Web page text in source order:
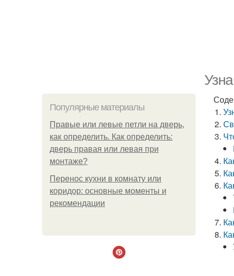
Популярные материалы
Правые или левые петли на дверь,
как определить. Как определить:
дверь правая или левая при
монтаже?
Перенос кухни в комнату или
коридор: основные моменты и
рекомендации